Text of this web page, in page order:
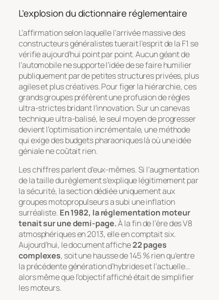
L’explosion du dictionnaire réglementaire
L’affirmation selon laquelle l’arrivée massive des
constructeurs généralistes tuerait l’esprit de la F1 se
vérifie aujourd’hui point par point. Aucun géant de
l’automobile ne supporte l’idée de se faire humilier
publiquement par de petites structures privées, plus
agiles et plus créatives. Pour figer la hiérarchie, ces
grands groupes préfèrent une profusion de règles
ultra-strictes bridant l’innovation. Sur un canevas
technique ultra-balisé, le seul moyen de progresser
devient l’optimisation incrémentale, une méthode
qui exige des budgets pharaoniques là où une idée
géniale ne coûtait rien.
Les chiffres parlent d’eux-mêmes. Si l’augmentation
de la taille du règlement s’explique légitimement par
la sécurité, la section dédiée uniquement aux
groupes motopropulseurs a subi une inflation
surréaliste. En 1982, la réglementation moteur
tenait sur une demi-page.À la fin de l’ère des V8
atmosphériques en 2013, elle en comptait six.
Aujourd’hui, le document affiche22 pages
complexes, soit une hausse de 145 % rien qu’entre
la précédente génération d’hybrides et l’actuelle…
alors même que l’objectif affiché était de simplifier
les moteurs.